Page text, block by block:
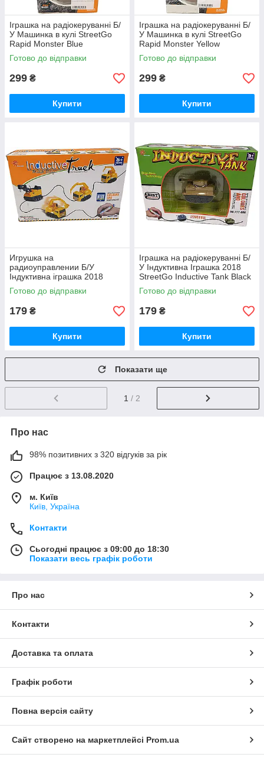
Іграшка на радіокеруванні Б/
У Машинка в кулі StreetGo
Rapid Monster Blue
(SGCIBRMB02)
Готово до відправки
299 ₴
Купити
Іграшка на радіокеруванні Б/
У Машинка в кулі StreetGo
Rapid Monster Yellow
(SGCIBRMY03)
Готово до відправки
299 ₴
Купити
Игрушка на
радиоуправлении Б/У
Індуктивна іграшка 2018
StreetGo Inductive Bus
Готово до відправки
179 ₴
Купити
Іграшка на радіокеруванні Б/
У Індуктивна Іграшка 2018
StreetGo Inductive Tank Black
Готово до відправки
179 ₴
Купити
Показати ще
1 / 2
Про нас
98% позитивних з 320 відгуків за рік
Працює з 13.08.2020
м. Київ
Київ, Україна
Контакти
Сьогодні працює з 09:00 до 18:30
Показати весь графік роботи
Про нас
Контакти
Доставка та оплата
Графік роботи
Повна версія сайту
Сайт створено на маркетплейсі Prom.ua